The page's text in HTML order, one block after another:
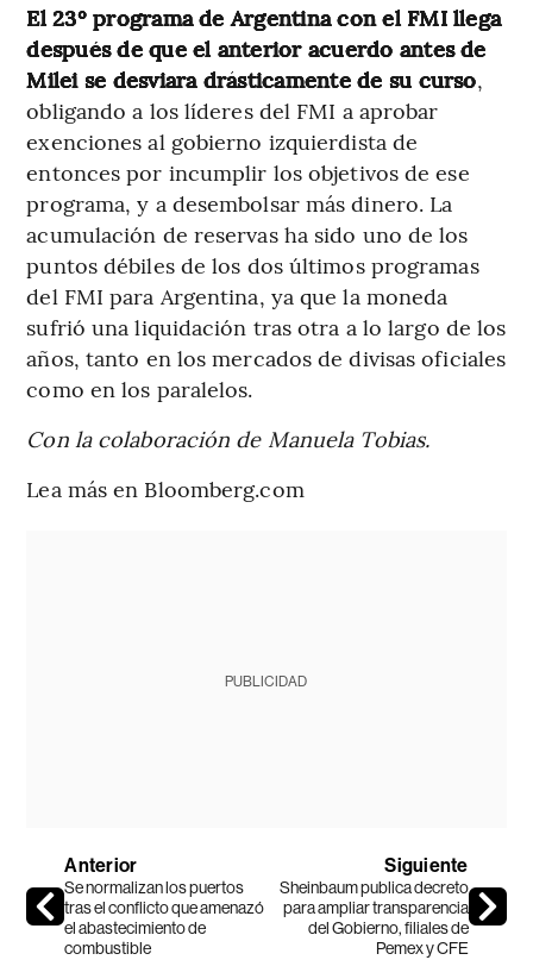
El 23º programa de Argentina con el FMI llega
después de que el anterior acuerdo antes de
Milei se desviara drásticamente de su curso,
obligando a los líderes del FMI a aprobar
exenciones al gobierno izquierdista de
entonces por incumplir los objetivos de ese
programa, y a desembolsar más dinero. La
acumulación de reservas ha sido uno de los
puntos débiles de los dos últimos programas
del FMI para Argentina, ya que la moneda
sufrió una liquidación tras otra a lo largo de los
años, tanto en los mercados de divisas oficiales
como en los paralelos.
Con la colaboración de Manuela Tobias.
Lea más en Bloomberg.com
PUBLICIDAD
Anterior
Se normalizan los puertos
tras el conflicto que amenazó
el abastecimiento de
combustible
Siguiente
Sheinbaum publica decreto
para ampliar transparencia
del Gobierno, filiales de
Pemex y CFE